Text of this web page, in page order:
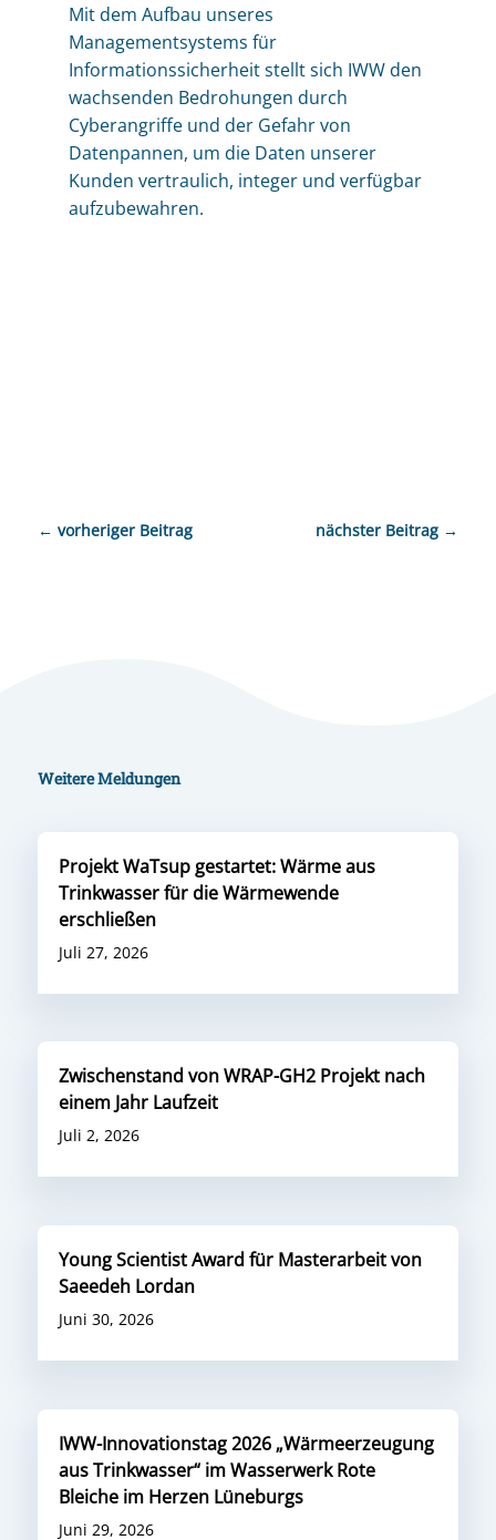
Mit dem Aufbau unseres
Managementsystems für
Informationssicherheit stellt sich IWW den
wachsenden Bedrohungen durch
Cyberangriffe und der Gefahr von
Datenpannen, um die Daten unserer
Kunden vertraulich, integer und verfügbar
aufzubewahren.
← vorheriger Beitrag nächster Beitrag →
Weitere Meldungen
Projekt WaTsup gestartet: Wärme aus
Trinkwasser für die Wärmewende
erschließen
Juli 27, 2026
Zwischenstand von WRAP-GH2 Projekt nach
einem Jahr Laufzeit
Juli 2, 2026
Young Scientist Award für Masterarbeit von
Saeedeh Lordan
Juni 30, 2026
IWW-Innovationstag 2026 „Wärmeerzeugung
aus Trinkwasser“ im Wasserwerk Rote
Bleiche im Herzen Lüneburgs
Juni 29, 2026